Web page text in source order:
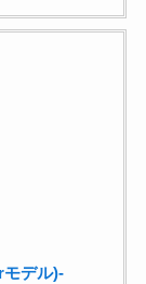
デル)-